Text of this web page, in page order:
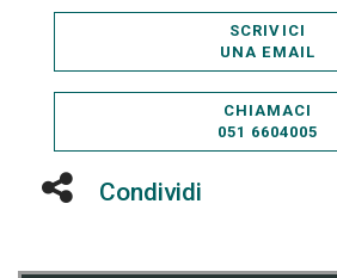
SCRIVICI
UNA EMAIL
CHIAMACI
051 6604005
Condividi